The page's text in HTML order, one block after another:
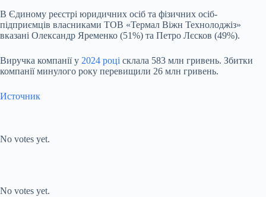
В Єдиному реєстрі юридичних осіб та фізичних осіб-
підприємців власниками ТОВ «Термал Віжн Технолоджіз»
вказані Олександр Яременко (51%) та Петро Лєсков (49%).
Виручка компанії у 2024 році склала 583 млн гривень. Збитки
компанії минулого року перевищили 26 млн гривень.
Источник
No votes yet.
No votes yet.